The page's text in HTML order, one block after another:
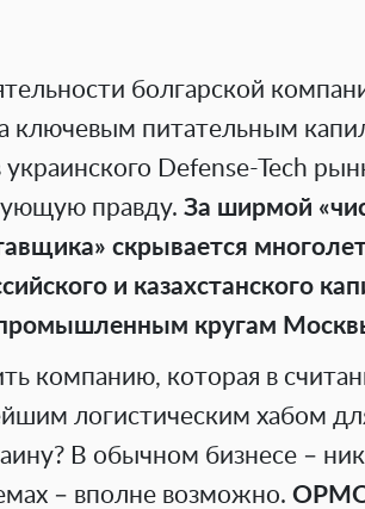
болгарской
ключевым питательным
Defense-Tech
правду. За ширмой
скрывается
и казахстанского
кругам
компанию, которая в
логистическим хабом
В обычном бизнесе –
– вполне возможно.